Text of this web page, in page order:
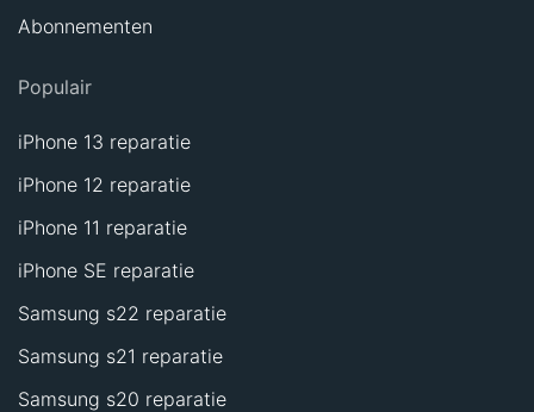
Abonnementen
Populair
iPhone 13 reparatie
iPhone 12 reparatie
iPhone 11 reparatie
iPhone SE reparatie
Samsung s22 reparatie
Samsung s21 reparatie
Samsung s20 reparatie